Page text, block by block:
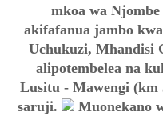
mkoa wa
akifafanua jambo
Uchukuzi, Mhandisi
alipotembelea na
Lusitu - Mawengi (km
saruji.
Muonekano